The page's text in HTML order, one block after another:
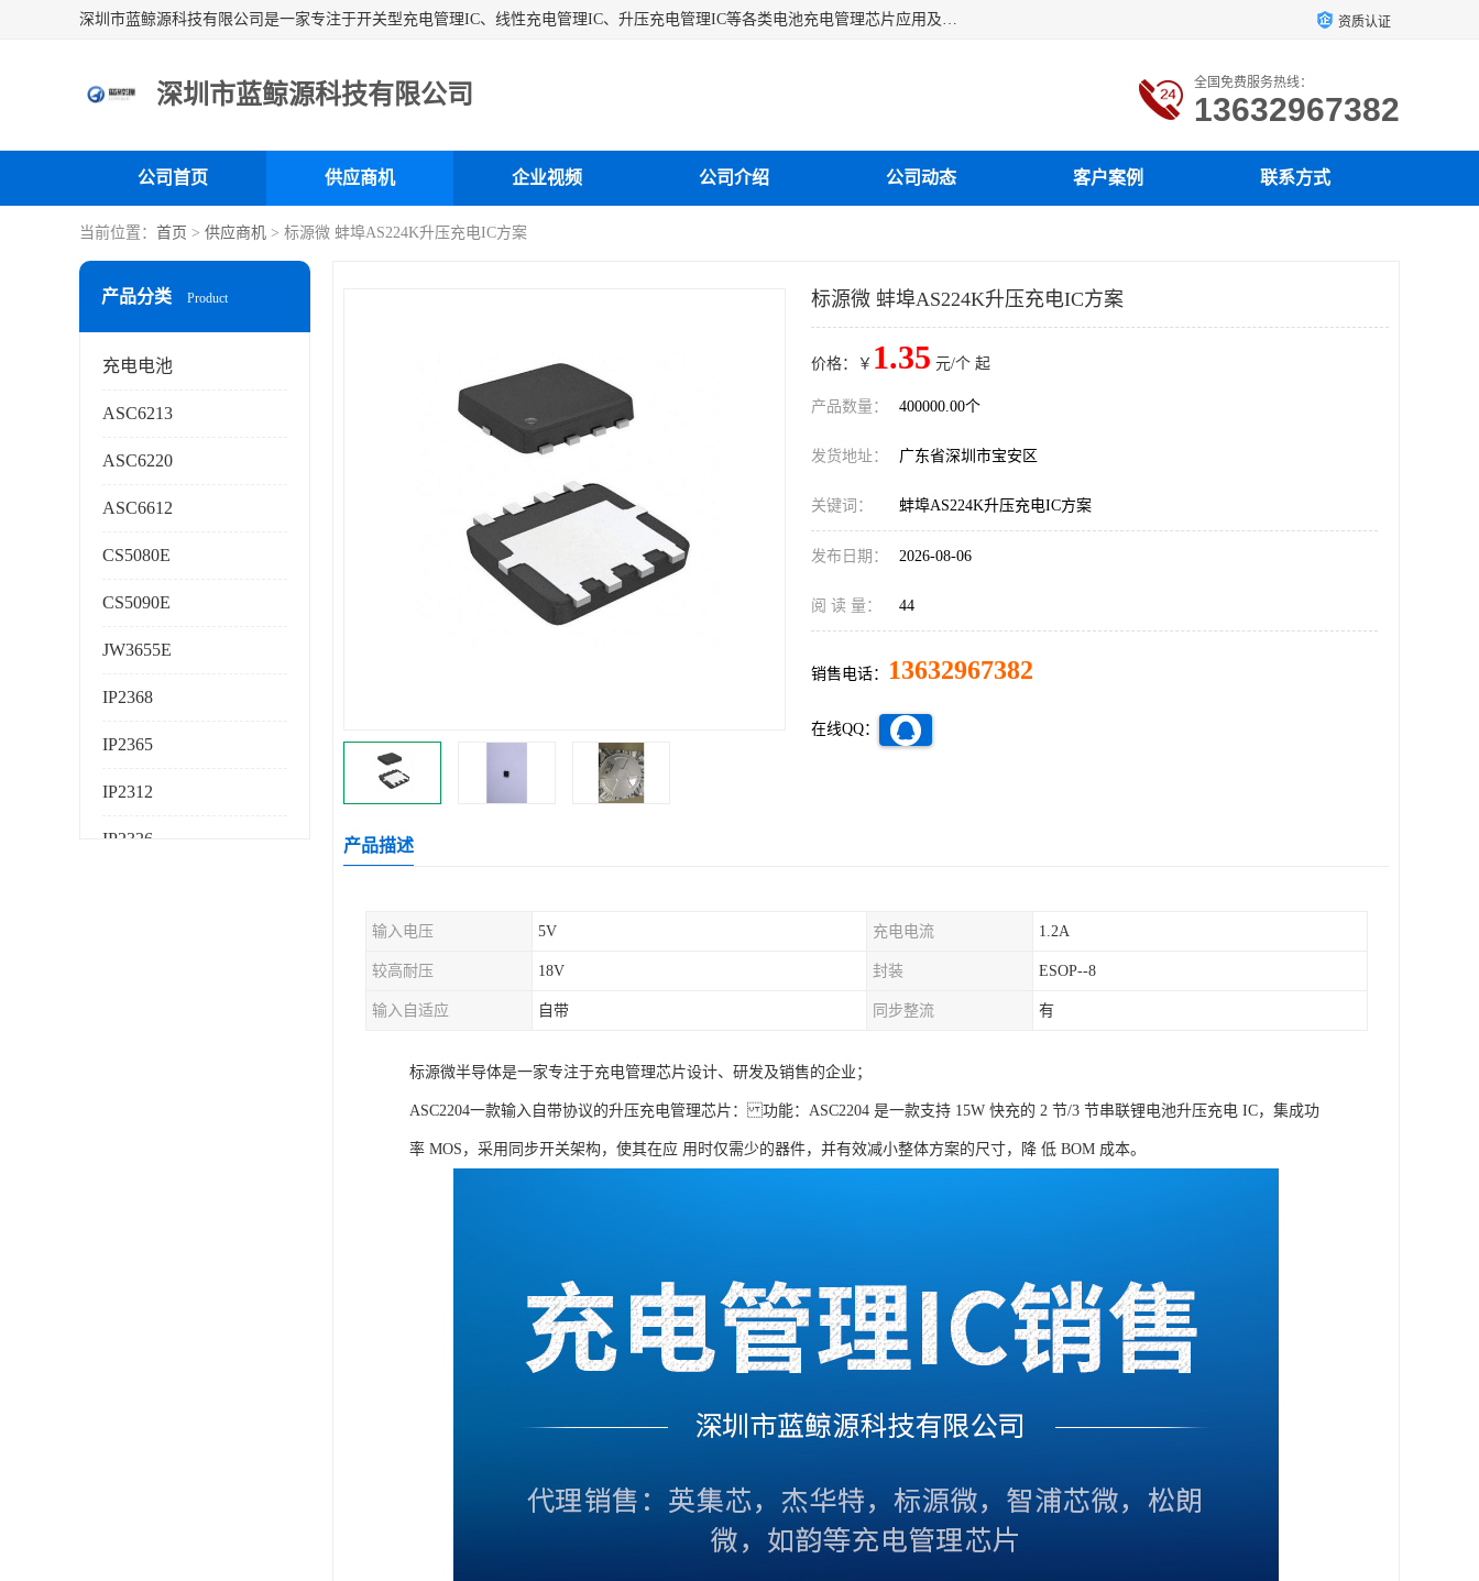
深圳市蓝鲸源科技有限公司是一家专注于开关型充电管理IC、线性充电管理IC、升压充电管理IC等各类电池充电管理芯片应用及芯片销售的企业，多年来公司为众多企业解决充电应用难题，设计缺陷，EMC超量等问题，是一家以充电技术指导为核心的充电芯片销售公司。 资质认证
深圳市蓝鲸源科技有限公司 全国免费服务热线：
13632967382
公司首页 供应商机 企业视频 公司介绍 公司动态 客户案例 联系方式
当前位置： 首页 > 供应商机 > 标源微 蚌埠AS224K升压充电IC方案
产品分类 Product
充电电池
ASC6213
ASC6220
ASC6612
CS5080E
CS5090E
JW3655E
IP2368
IP2365
IP2312
IP2326
标源微 蚌埠AS224K升压充电IC方案
价格：￥ 1.35 元/个 起
产品数量： 400000.00个
发货地址： 广东省深圳市宝安区
关键词： 蚌埠AS224K升压充电IC方案
发布日期： 2026-08-06
阅 读 量： 44
销售电话： 13632967382
在线QQ：
产品描述
输入电压 5V 充电电流 1.2A
较高耐压 18V 封装 ESOP--8
输入自适应 自带 同步整流 有
标源微半导体是一家专注于充电管理芯片设计、研发及销售的企业；
ASC2204一款输入自带协议的升压充电管理芯片： 功能：ASC2204 是一款支持 15W 快充的 2 节/3 节串联锂电池升压充电 IC，集成功
率 MOS，采用同步开关架构，使其在应 用时仅需少的器件，并有效减小整体方案的尺寸，降 低 BOM 成本。